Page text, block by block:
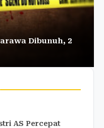
Dibunuh, 2
AS Percepat